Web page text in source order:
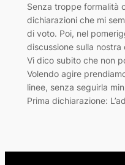
Senza troppe formalità
dichiarazioni che mi
di voto. Poi, nel
discussione sulla
Vi dico subito che non
Volendo agire
linee, senza seguirla
Prima dichiarazione: